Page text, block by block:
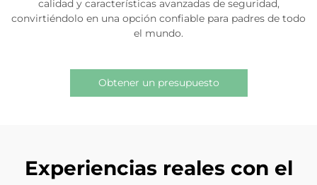
calidad y características avanzadas de seguridad,
convirtiéndolo en una opción confiable para padres de todo
el mundo.
Obtener un presupuesto
Experiencias reales con el